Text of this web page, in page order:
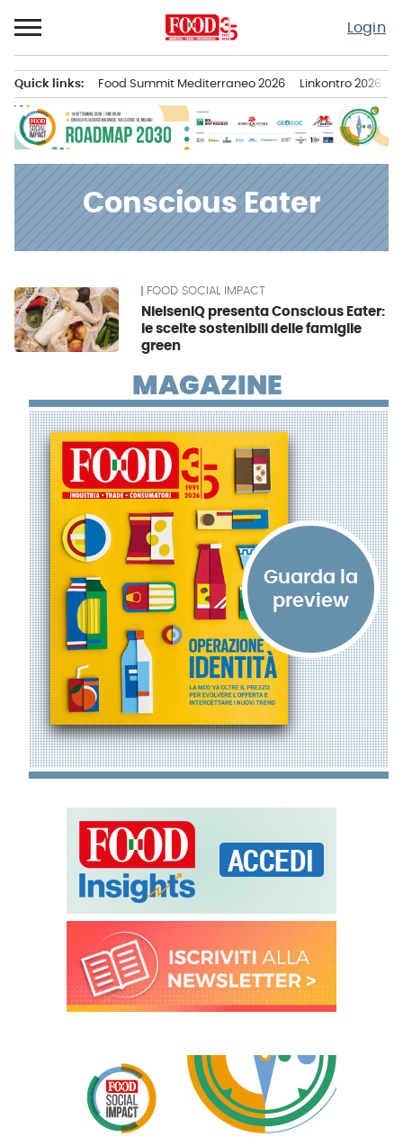
al
contenuto
Login
principale
Quick links: Food Summit Mediterraneo 2026 Linkontro 2026
Conscious Eater
News FOOD SOCIAL IMPACT
NielsenIQ presenta Conscious Eater:
le scelte sostenibili delle famiglie
green
MAGAZINE